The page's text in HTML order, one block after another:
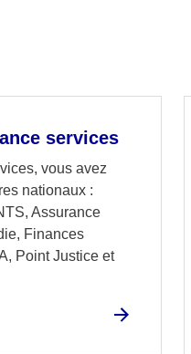
services
vous avez
nationaux :
Assurance
Finances
Point Justice et